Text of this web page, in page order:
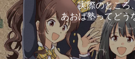
実際のところ
あおば塾ってどう